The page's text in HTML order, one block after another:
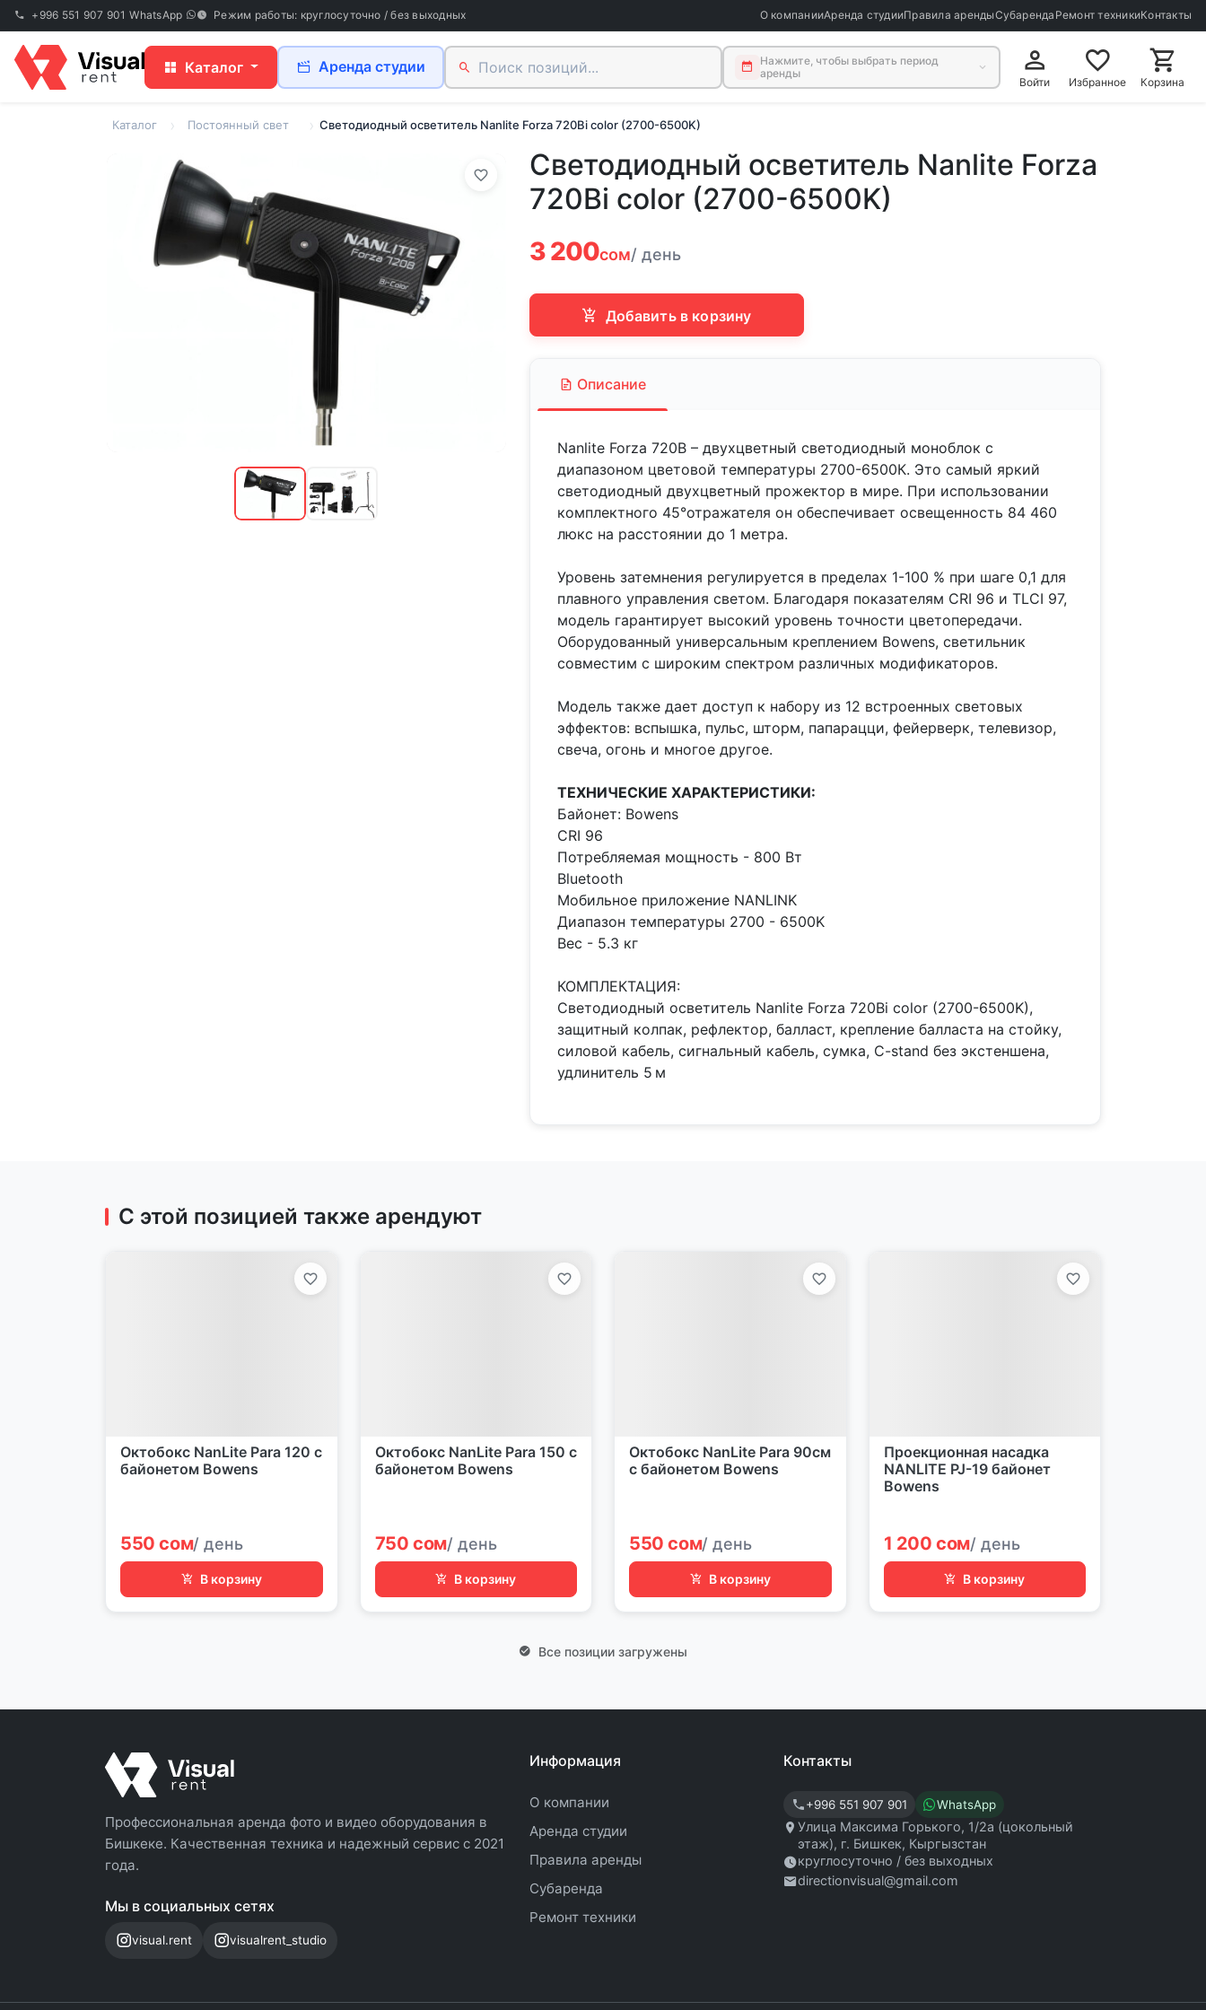
+996 551 907 901 WhatsApp Режим работы: круглосуточно / без выходных О компанииАренда студииПравила арендыСубаренда Ремонт техникиКонтакты
Каталог Аренда студии
Нажмите, чтобы выбрать период
аренды
Войти Избранное Корзина
Каталог Постоянный свет Светодиодный осветитель Nanlite Forza 720Bi color (2700-6500K)
Светодиодный осветитель Nanlite Forza
720Bi color (2700-6500K)
3 200сом/ день
Добавить в корзину
Описание
Nanlite Forza 720B – двухцветный светодиодный моноблок с
диапазоном цветовой температуры 2700-6500К. Это самый яркий
светодиодный двухцветный прожектор в мире. При использовании
комплектного 45°отражателя он обеспечивает освещенность 84 460
люкс на расстоянии до 1 метра.
Уровень затемнения регулируется в пределах 1-100 % при шаге 0,1 для
плавного управления светом. Благодаря показателям CRI 96 и TLCI 97,
модель гарантирует высокий уровень точности цветопередачи.
Оборудованный универсальным креплением Bowens, светильник
совместим с широким спектром различных модификаторов.
Модель также дает доступ к набору из 12 встроенных световых
эффектов: вспышка, пульс, шторм, папарацци, фейерверк, телевизор,
свеча, огонь и многое другое.
ТЕХНИЧЕСКИЕ ХАРАКТЕРИСТИКИ:
Байонет: Bowens
CRI 96
Потребляемая мощность - 800 Вт
Bluetooth
Мобильное приложение NANLINK
Диапазон температуры 2700 - 6500K
Вес - 5.3 кг
КОМПЛЕКТАЦИЯ:
Светодиодный осветитель Nanlite Forza 720Bi color (2700-6500K),
защитный колпак, рефлектор, балласт, крепление балласта на стойку,
силовой кабель, сигнальный кабель, сумка, C-stand без экстеншена,
удлинитель 5 м
С этой позицией также арендуют
Октобокс NanLite Para 120 с
байонетом Bowens
550 сом/ день
В корзину
Октобокс NanLite Para 150 с
байонетом Bowens
750 сом/ день
В корзину
Октобокс NanLite Para 90см
с байонетом Bowens
550 сом/ день
В корзину
Проекционная насадка
NANLITE PJ-19 байонет
Bowens
1 200 сом/ день
В корзину
Все позиции загружены
Профессиональная аренда фото и видео оборудования в
Бишкеке. Качественная техника и надежный сервис с 2021
года.
Мы в социальных сетях
visual.rent visualrent_studio
Информация
О компании
Аренда студии
Правила аренды
Субаренда
Ремонт техники
Контакты
+996 551 907 901 WhatsApp
Улица Максима Горького, 1/2а (цокольный
этаж), г. Бишкек, Кыргызстан
круглосуточно / без выходных
directionvisual@gmail.com